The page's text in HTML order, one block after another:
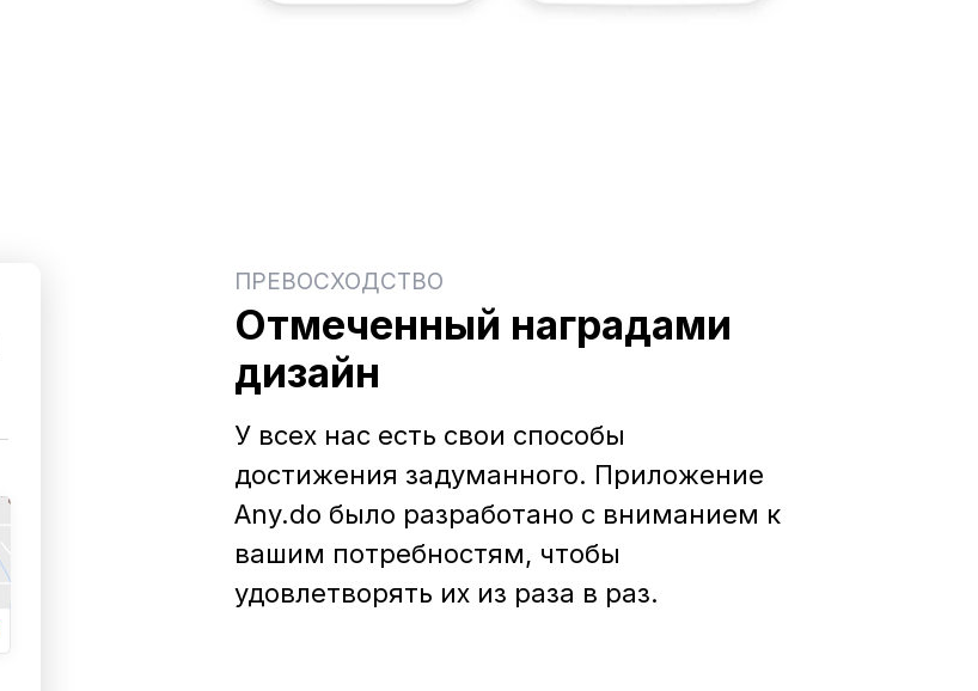
ПРЕВОСХОДСТВО
Отмеченный наградами
дизайн
У всех нас есть свои способы
достижения задуманного. Приложение
Any.do было разработано с вниманием к
вашим потребностям, чтобы
удовлетворять их из раза в раз.